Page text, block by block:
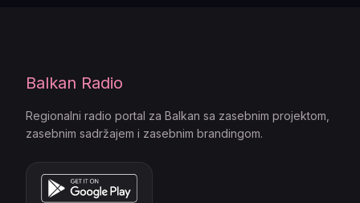
Balkan Radio
Regionalni radio portal za Balkan sa zasebnim projektom,
zasebnim sadržajem i zasebnim brandingom.